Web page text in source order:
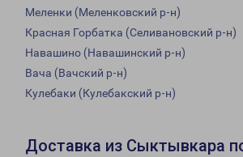
Меленки (Меленковский р-н)
Красная Горбатка (Селивановский р-н)
Навашино (Навашинский р-н)
Вача (Вачский р-н)
Кулебаки (Кулебакский р-н)
Доставка из Сыктывкара